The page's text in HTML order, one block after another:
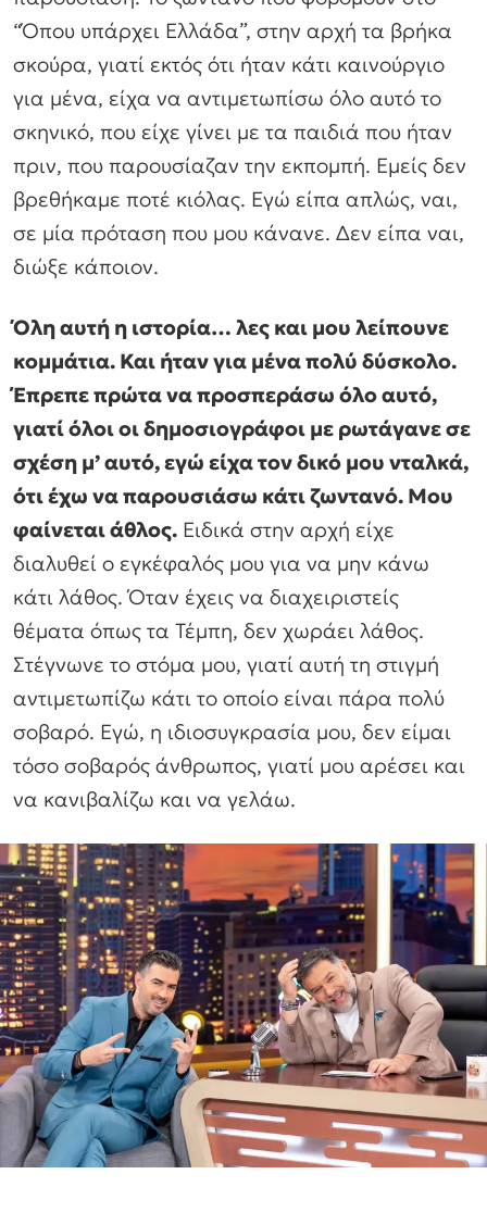
“Όπου υπάρχει Ελλάδα”, στην αρχή τα βρήκα
σκούρα, γιατί εκτός ότι ήταν κάτι καινούργιο
για μένα, είχα να αντιμετωπίσω όλο αυτό το
σκηνικό, που είχε γίνει με τα παιδιά που ήταν
πριν, που παρουσίαζαν την εκπομπή. Εμείς δεν
βρεθήκαμε ποτέ κιόλας. Εγώ είπα απλώς, ναι,
σε μία πρόταση που μου κάνανε. Δεν είπα ναι,
διώξε κάποιον.
Όλη αυτή η ιστορία… λες και μου λείπουνε
κομμάτια. Και ήταν για μένα πολύ δύσκολο.
Έπρεπε πρώτα να προσπεράσω όλο αυτό,
γιατί όλοι οι δημοσιογράφοι με ρωτάγανε σε
σχέση μ’ αυτό, εγώ είχα τον δικό μου νταλκά,
ότι έχω να παρουσιάσω κάτι ζωντανό. Μου
φαίνεται άθλος. Ειδικά στην αρχή είχε
διαλυθεί ο εγκέφαλός μου για να μην κάνω
κάτι λάθος. Όταν έχεις να διαχειριστείς
θέματα όπως τα Τέμπη, δεν χωράει λάθος.
Στέγνωνε το στόμα μου, γιατί αυτή τη στιγμή
αντιμετωπίζω κάτι το οποίο είναι πάρα πολύ
σοβαρό. Εγώ, η ιδιοσυγκρασία μου, δεν είμαι
τόσο σοβαρός άνθρωπος, γιατί μου αρέσει και
να κανιβαλίζω και να γελάω.